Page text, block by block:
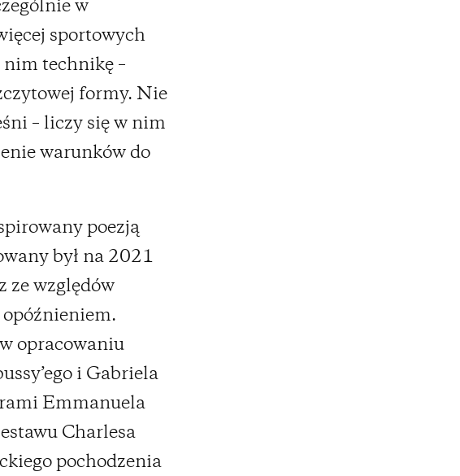
w
sportowych
nim technikę –
formy. Nie
– liczy się w nim
warunków do
poezją
był na 2021
ze względów
opóźnieniem.
opracowaniu
i Gabriela
Emmanuela
Charlesa
pochodzenia